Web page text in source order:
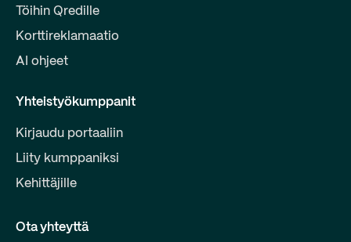
Töihin Qredille
Korttireklamaatio
AI ohjeet
Yhteistyökumppanit
Kirjaudu portaaliin
Liity kumppaniksi
Kehittäjille
Ota yhteyttä